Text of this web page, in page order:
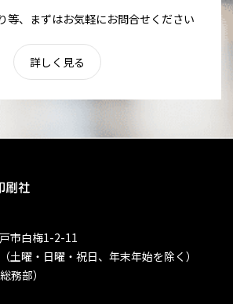
等、まずはお気軽にお問合せください
詳しく見る
市白梅1-2-11
土曜・日曜・祝日、年末年始を除く）
務部）